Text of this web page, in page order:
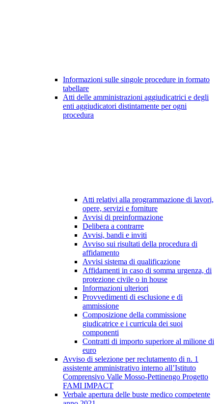
Informazioni sulle singole procedure in formato
tabellare
Atti delle amministrazioni aggiudicatrici e degli
enti aggiudicatori distintamente per ogni
procedura
Atti relativi alla programmazione di lavori,
opere, servizi e forniture
Avvisi di preinformazione
Delibera a contrarre
Avvisi, bandi e inviti
Avviso sui risultati della procedura di
affidamento
Avvisi sistema di qualificazione
Affidamenti in caso di somma urgenza, di
protezione civile o in house
Informazioni ulteriori
Provvedimenti di esclusione e di
ammissione
Composizione della commissione
giudicatrice e i curricula dei suoi
componenti
Contratti di importo superiore al milione di
euro
Avviso di selezione per reclutamento di n. 1
assistente amministrativo interno all’Istituto
Comprensivo Valle Mosso-Pettinengo Progetto
FAMI IMPACT
Verbale apertura delle buste medico competente